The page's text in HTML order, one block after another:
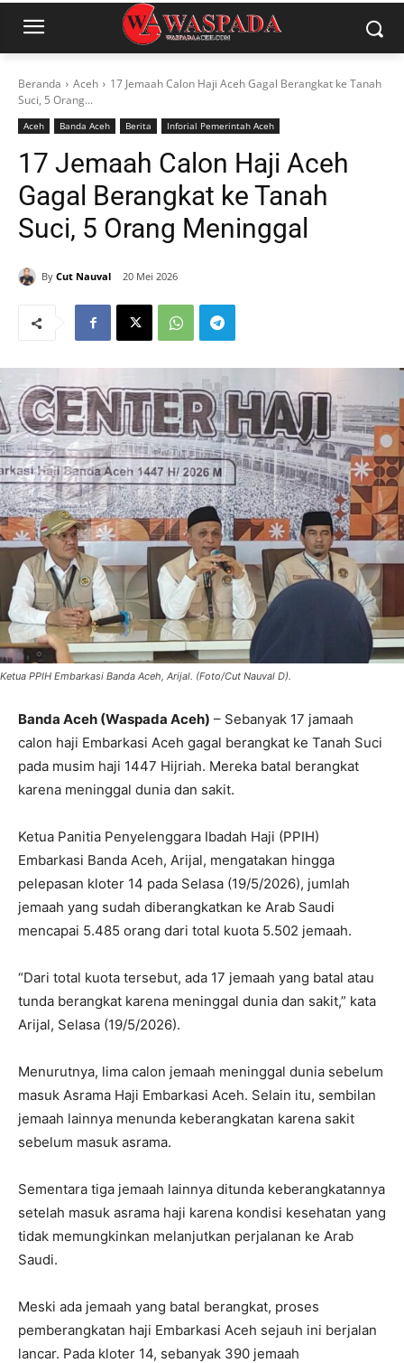
Beranda Aceh
17 Jemaah Calon Haji Aceh Gagal Berangkat ke Tanah
Suci, 5 Orang...
Aceh Banda Aceh Berita Inforial Pemerintah Aceh
17 Jemaah Calon Haji Aceh
Gagal Berangkat ke Tanah
Suci, 5 Orang Meninggal
By Cut Nauval 20 Mei 2026
Ketua PPIH Embarkasi Banda Aceh, Arijal. (Foto/Cut Nauval D).
Banda Aceh (Waspada Aceh) – Sebanyak 17 jamaah
calon haji Embarkasi Aceh gagal berangkat ke Tanah Suci
pada musim haji 1447 Hijriah. Mereka batal berangkat
karena meninggal dunia dan sakit.
Ketua Panitia Penyelenggara Ibadah Haji (PPIH)
Embarkasi Banda Aceh, Arijal, mengatakan hingga
pelepasan kloter 14 pada Selasa (19/5/2026), jumlah
jemaah yang sudah diberangkatkan ke Arab Saudi
mencapai 5.485 orang dari total kuota 5.502 jemaah.
“Dari total kuota tersebut, ada 17 jemaah yang batal atau
tunda berangkat karena meninggal dunia dan sakit,” kata
Arijal, Selasa (19/5/2026).
Menurutnya, lima calon jemaah meninggal dunia sebelum
masuk Asrama Haji Embarkasi Aceh. Selain itu, sembilan
jemaah lainnya menunda keberangkatan karena sakit
sebelum masuk asrama.
Sementara tiga jemaah lainnya ditunda keberangkatannya
setelah masuk asrama haji karena kondisi kesehatan yang
tidak memungkinkan melanjutkan perjalanan ke Arab
Saudi.
Meski ada jemaah yang batal berangkat, proses
pemberangkatan haji Embarkasi Aceh sejauh ini berjalan
lancar. Pada kloter 14, sebanyak 390 jemaah